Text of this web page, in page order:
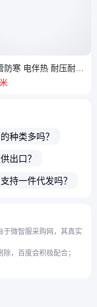
防寒 电伴热 耐压耐磨
实力大厂 捷热科技
种类多吗？
出口？
持一件代发吗？
于微智服采购网，其真实
，百度会积极配合；